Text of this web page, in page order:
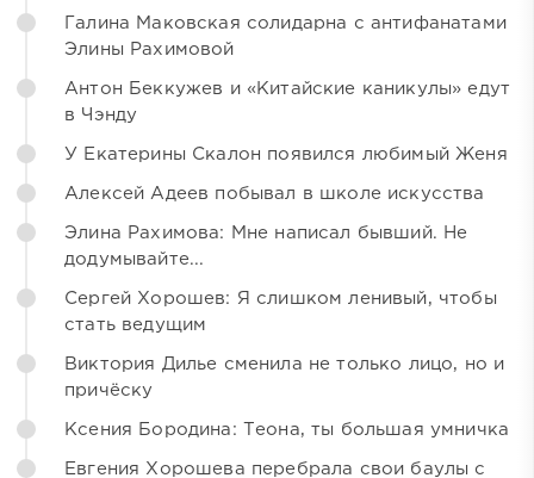
Галина Маковская солидарна с антифанатами
Элины Рахимовой
Антон Беккужев и «Китайские каникулы» едут
в Чэнду
У Екатерины Скалон появился любимый Женя
Алексей Адеев побывал в школе искусства
Элина Рахимова: Мне написал бывший. Не
додумывайте...
Сергей Хорошев: Я слишком ленивый, чтобы
стать ведущим
Виктория Дилье сменила не только лицо, но и
причёску
Ксения Бородина: Теона, ты большая умничка
Евгения Хорошева перебрала свои баулы с